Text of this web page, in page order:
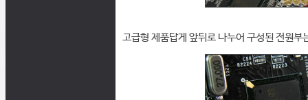
고급형 제품답게 앞뒤로 나누어 구성된 전원부